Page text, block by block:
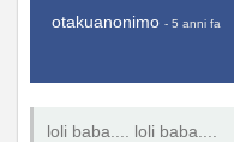
otakuanonimo - 5 anni fa
loli baba.... loli baba....